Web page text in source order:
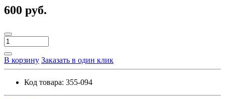
600 руб.
В корзину Заказать в один клик
Код товара: 355-094